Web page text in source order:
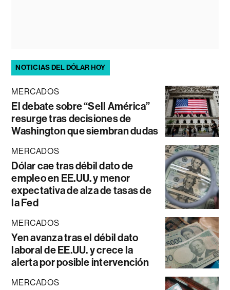
NOTICIAS DEL DÓLAR HOY
MERCADOS
El debate sobre “Sell América”
resurge tras decisiones de
Washington que siembran dudas
MERCADOS
Dólar cae tras débil dato de
empleo en EE.UU. y menor
expectativa de alza de tasas de
la Fed
MERCADOS
Yen avanza tras el débil dato
laboral de EE.UU. y crece la
alerta por posible intervención
MERCADOS